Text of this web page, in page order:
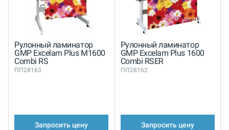
Рулонный ламинатор
GMP Excelam Plus M1600
Combi RS
ПП28163
Запросить цену
Рулонный ламинатор
GMP Excelam Plus 1600
Combi RSER
ПП28162
Запросить цену